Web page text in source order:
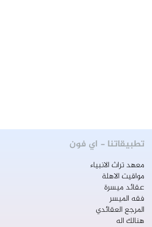
تُحيطَ بِكَ دُونيَ البَلْوى وَلا ينالُكَ منَّي
ضَجيجٌ وَلا شكوى".
تطبيقاتنا - اي فون
معهد تراث الانبياء
مواقيت الاهلة
عقائد ميسرة
فقه الميسر
المرجع العقائدي
هنالك اله